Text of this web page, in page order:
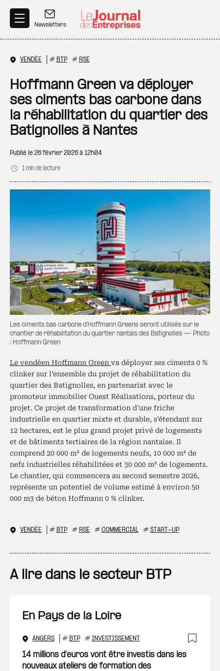
Newsletters
VENDÉE # BTP # RSE
Hoffmann Green va déployer
ses ciments bas carbone dans
la réhabilitation du quartier des
Batignolles à Nantes
Publié le 26 février 2026 à 12h04
1 min de lecture
Les ciments bas carbone d'Hoffmann Greens seront utilisés sur le
chantier de réhabilitation du quartier nantais des Batignolles — Photo
: Hoffmann Green
Le vendéen Hoffmann Green va déployer ses ciments 0 %
clinker sur l’ensemble du projet de réhabilitation du
quartier des Batignolles, en partenariat avec le
promoteur immobilier Ouest Réalisations, porteur du
projet. Ce projet de transformation d’une friche
industrielle en quartier mixte et durable, s’étendant sur
12 hectares, est le plus grand projet privé de logements
et de bâtiments tertiaires de la région nantaise. Il
comprend 20 000 m² de logements neufs, 10 000 m² de
nefs industrielles réhabilitées et 30 000 m² de logements.
Le chantier, qui commencera au second semestre 2026,
représente un potentiel de volume estimé à environ 50
000 m3 de béton Hoffmann 0 % clinker.
VENDÉE # BTP # RSE # COMMERCIAL # START-UP
A lire dans le secteur BTP
En Pays de la Loire
ANGERS # BTP # INVESTISSEMENT
14 millions d’euros vont être investis dans les
nouveaux ateliers de formation des